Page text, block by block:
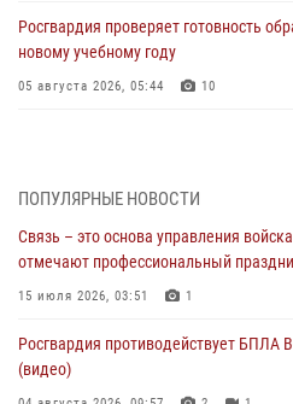
Росгвардия проверяет готовность
новому учебному году
05 августа 2026, 05:44 10
04 августа 2026, 09:57 2
Росгвардия приняла участие в
города в Екатеринбурге
03 августа 2026, 07:43
Росгвардия приняла участие в
антитеррористическом учении в
ПОПУЛЯРНЫЕ НОВОСТИ
Связь – это основа управления
отмечают профессиональный
15 июля 2026, 03:51 1
Росгвардия противодействует
(видео)